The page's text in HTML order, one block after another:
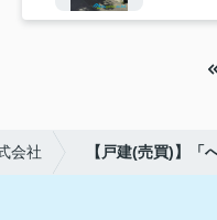
会社 【戸建(売買)】「